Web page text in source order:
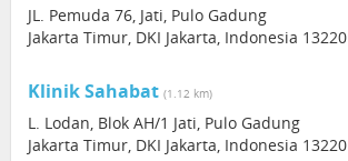
JL. Pemuda 76, Jati, Pulo Gadung
Jakarta Timur, DKI Jakarta, Indonesia 13220
Klinik Sahabat (1.12 km)
L. Lodan, Blok AH/1 Jati, Pulo Gadung
Jakarta Timur, DKI Jakarta, Indonesia 13220